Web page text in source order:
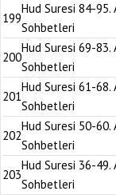
199
Hud Suresi 84-95.
Sohbetleri
200
Hud Suresi 69-83.
Sohbetleri
201
Hud Suresi 61-68.
Sohbetleri
202
Hud Suresi 50-60.
Sohbetleri
203
Hud Suresi 36-49.
Sohbetleri